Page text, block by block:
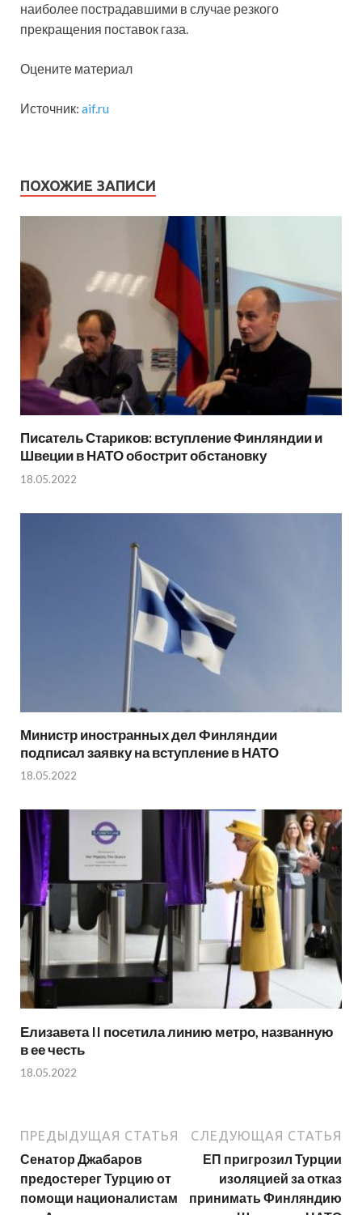
наиболее пострадавшими в случае резкого
прекращения поставок газа.
Оцените материал
Источник: aif.ru
ПОХОЖИЕ ЗАПИСИ
Писатель Стариков: вступление Финляндии и
Швеции в НАТО обострит обстановку
18.05.2022
Министр иностранных дел Финляндии
подписал заявку на вступление в НАТО
18.05.2022
Елизавета II посетила линию метро, названную
в ее честь
18.05.2022
ПРЕДЫДУЩАЯ СТАТЬЯ
Сенатор Джабаров
предостерег Турцию от
помощи националистам
СЛЕДУЮЩАЯ СТАТЬЯ
ЕП пригрозил Турции
изоляцией за отказ
принимать Финляндию